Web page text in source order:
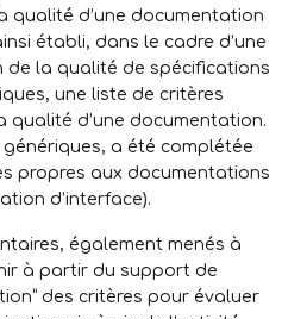
qualité d’une documentation
établi, dans le cadre d’une
de la qualité de spécifications
une liste de critères
qualité d’une documentation.
a été complétée
propres aux documentations
d’interface).
également menés à
à partir du support de
des critères pour évaluer